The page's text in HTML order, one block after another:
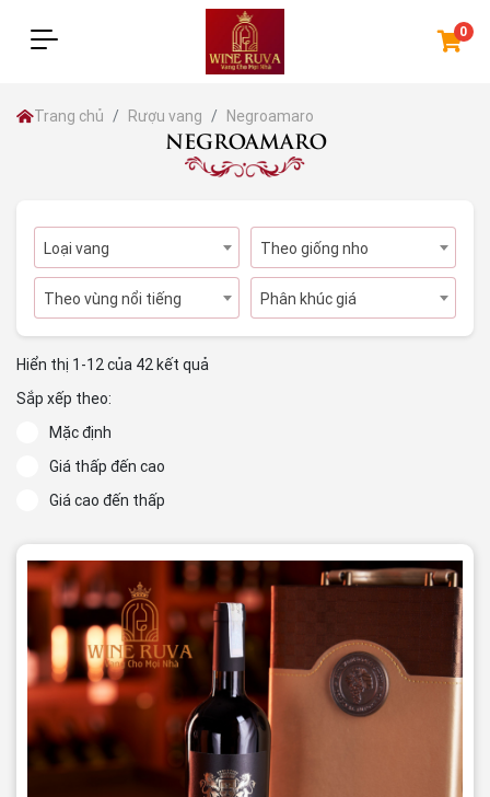
0
Trang chủ Rượu vang Negroamaro
NEGROAMARO
Loại vang Theo giống nho
Theo vùng nổi tiếng Phân khúc giá
Hiển thị 1-12 của 42 kết quả
Sắp xếp theo:
Mặc định
Giá thấp đến cao
Giá cao đến thấp